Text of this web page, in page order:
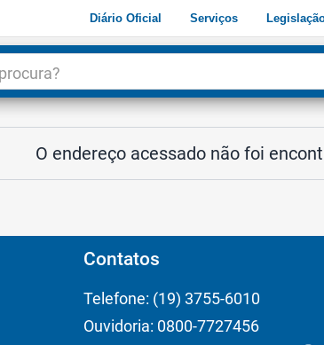
Diário Oficial Serviços
O endereço acessado não foi
Contatos
Telefone: (19) 3755-6010
Ouvidoria: 0800-7727456